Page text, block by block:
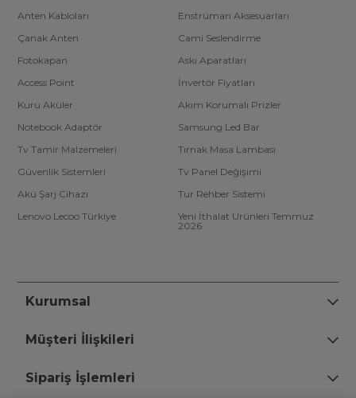
Anten Kabloları
Enstrüman Aksesuarları
Çanak Anten
Cami Seslendirme
Fotokapan
Askı Aparatları
Access Point
İnvertör Fiyatları
Kuru Aküler
Akım Korumalı Prizler
Notebook Adaptör
Samsung Led Bar
Tv Tamir Malzemeleri
Tırnak Masa Lambası
Güvenlik Sistemleri
Tv Panel Değişimi
Akü Şarj Cihazı
Tur Rehber Sistemi
Lenovo Lecoo Türkiye
Yeni İthalat Ürünleri Temmuz
2026
Kurumsal
Müşteri İlişkileri
Sipariş İşlemleri